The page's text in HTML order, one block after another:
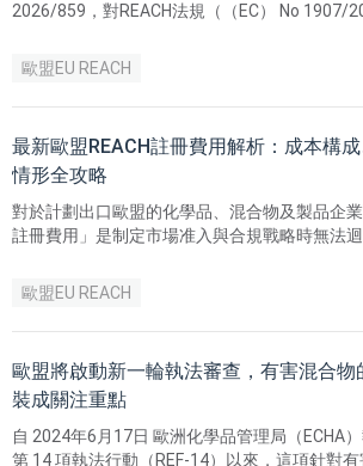
2026/859，對REACH法規（（EC） No 1907/
增加為第83項條款 。
歐盟EU REACH
最新歐盟REACH註冊費用解析：成本構
情形全攻略
對於計劃出口歐盟的化學品、混合物及製品企
註冊費用」是制定市場准入與合規戰略時無法迴
高度客製化的合規投資。其總成本並無統一標
組共同構成：行政費用、數據資料費用、測試
歐盟EU REACH
歐盟將啟動新一輪執法審查，有害混合物
裝成關注重點
自 2024年6月17日 歐洲化學品管理局（ECHA
第 14 項執法行動（REF-14）以來，這項針對